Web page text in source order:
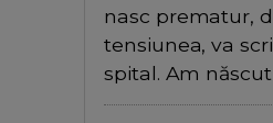
nasc prematur,
tensiunea, va
spital. Am născut